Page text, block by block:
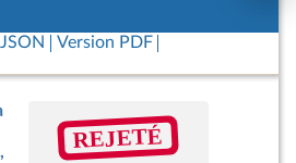
Version PDF
REJETÉ